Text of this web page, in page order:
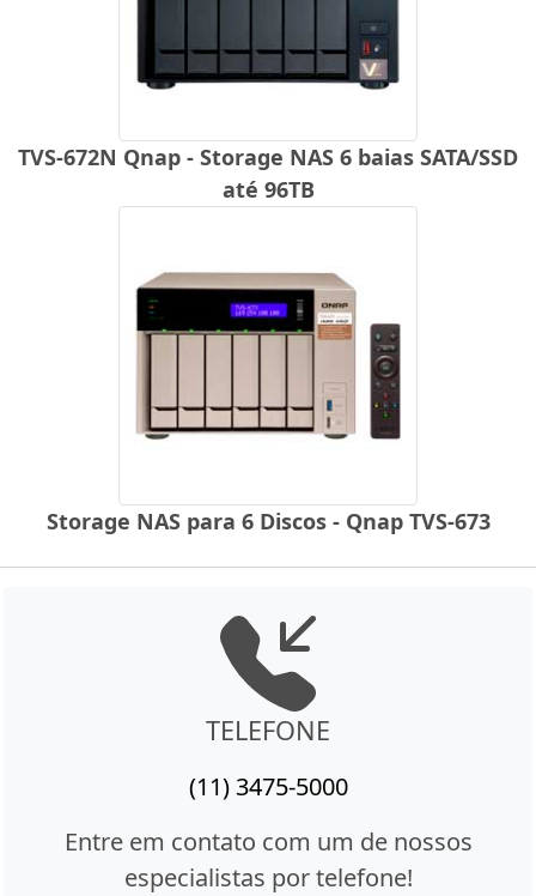
TVS-672N Qnap - Storage NAS 6 baias SATA/SSD
até 96TB
Storage NAS para 6 Discos - Qnap TVS-673
TELEFONE
(11) 3475-5000
Entre em contato com um de nossos
especialistas por telefone!